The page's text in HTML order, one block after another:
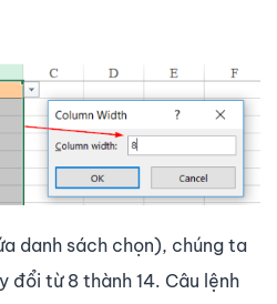
danh sách chọn), chúng ta
đổi từ 8 thành 14. Câu lệnh